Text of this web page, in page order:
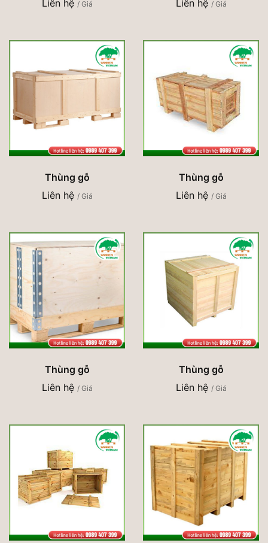
Liên hệ / Giá
Liên hệ / Giá
Thùng gỗ
Liên hệ / Giá
Thùng gỗ
Liên hệ / Giá
Thùng gỗ
Liên hệ / Giá
Thùng gỗ
Liên hệ / Giá